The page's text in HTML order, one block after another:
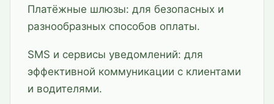
Платёжные шлюзы: для безопасных и
разнообразных способов оплаты.
SMS и сервисы уведомлений: для
эффективной коммуникации с клиентами
и водителями.